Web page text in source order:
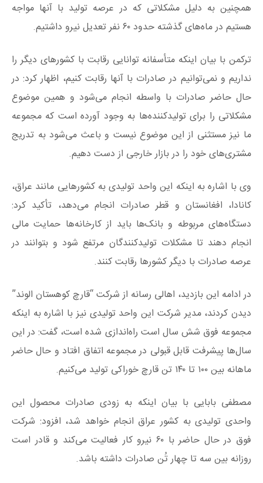
همچنین به دلیل مشکلاتی که در عرصه تولید با آنها مواجه
هستیم در ماه‌های گذشته حدود ۶۰ نفر تعدیل نیرو داشتیم.
ترکمن با بیان اینکه متأسفانه توانایی رقابت با کشورهای دیگر را
نداریم و نمی‌توانیم در صادرات با آنها رقابت کنیم، اظهار کرد: در
حال حاضر صادرات با واسطه انجام می‌شود و همین موضوع
مشکلاتی را برای تولیدکننده‌ها به وجود آورده است که مجموعه
ما نیز مستثنی از این موضوع نیست و باعث می‌شود به تدریج
مشتری‌های خود را در بازار خارجی از دست دهیم.
وی با اشاره به اینکه این واحد تولیدی به کشورهایی مانند عراق،
کانادا، افغانستان و قطر صادرات انجام می‌دهد، تأکید کرد:
دستگاه‌های مربوطه و بانک‌ها باید از کارخانه‌ها حمایت مالی
انجام دهند تا مشکلات تولیدکنندگان مرتفع شود و بتوانند در
عرصه صادرات با دیگر کشورها رقابت کنند.
در ادامه این بازدید، اهالی رسانه از شرکت “قارچ کوهستان الوند”
دیدن کردند، مدیر شرکت این واحد تولیدی نیز با اشاره به اینکه
مجموعه فوق شش سال است راه‌اندازی شده است، گفت: در این
سال‌ها پیشرفت قابل قبولی در مجموعه اتفاق افتاد و حال حاضر
ماهانه بین ۱۰۰ تا ۱۴۰ تن قارچ خوراکی تولید می‌کنیم.
مصطفی بابایی با بیان اینکه به زودی صادرات محصول این
واحدی تولیدی به کشور عراق انجام خواهد شد، افزود: شرکت
فوق در حال حاضر با ۶۰ نیرو کار فعالیت می‌کند و قادر است
روزانه بین سه تا چهار تُن صادرات داشته باشد.